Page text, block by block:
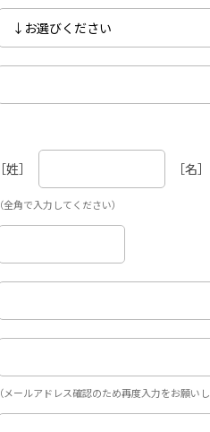
［姓］ ［名］
（全角で入力してください）
（メールアドレス確認のため再度入力をお願い